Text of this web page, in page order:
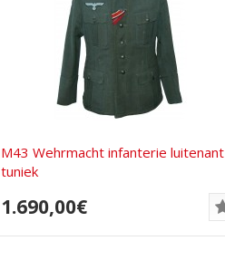
M43 Wehrmacht infanterie luitenant
tuniek
1.690,00€